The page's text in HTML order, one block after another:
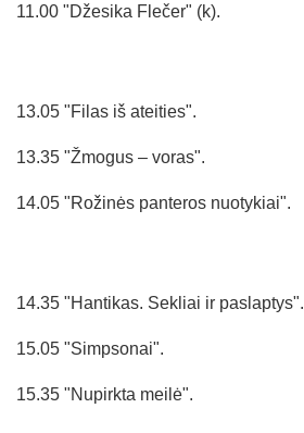
11.00 "Džesika Flečer" (k).
13.05 "Filas iš ateities".
13.35 "Žmogus – voras".
14.05 "Rožinės panteros nuotykiai".
14.35 "Hantikas. Sekliai ir paslaptys".
15.05 "Simpsonai".
15.35 "Nupirkta meilė".